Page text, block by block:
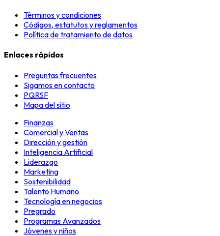
Términos y condiciones
Códigos, estatutos y reglamentos
Política de tratamiento de datos
Enlaces rápidos
Preguntas frecuentes
Sigamos en contacto
PQRSF
Mapa del sitio
Finanzas
Comercial y Ventas
Dirección y gestión
Inteligencia Artificial
Liderazgo
Marketing
Sostenibilidad
Talento Humano
Tecnología en negocios
Pregrado
Programas Avanzados
Jóvenes y niños